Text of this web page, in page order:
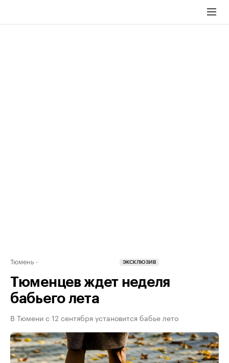
Тюмень ЭКСКЛЮЗИВ
Тюменцев ждет неделя
бабьего лета
В Тюмени с 12 сентября установится бабье лето